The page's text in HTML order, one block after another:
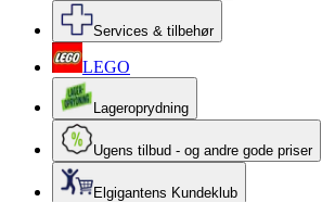
Services & tilbehør
LEGO
Lageroprydning
Ugens tilbud - og andre gode priser
Elgigantens Kundeklub